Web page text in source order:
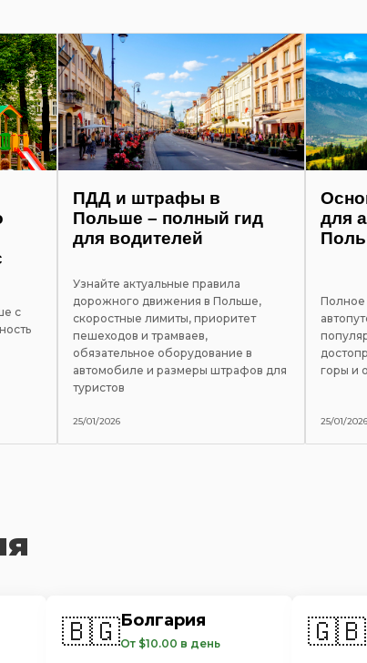
с
ПДД и штрафы в
Польше – полный гид
для водителей
Узнайте актуальные правила
дорожного движения в Польше,
скоростные лимиты, приоритет
пешеходов и трамваев,
обязательное оборудование в
автомобиле и размеры штрафов для
туристов
25/01/2026
для
Полное
горы и
25/01/2026
🇧🇬Болгария
От $10.00 в день 🇬🇧